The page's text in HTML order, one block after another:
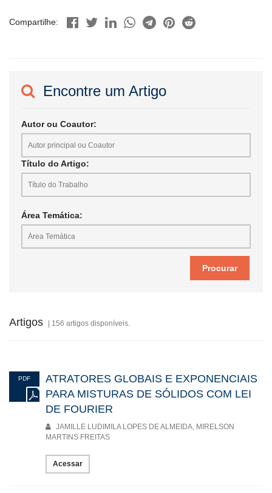
Compartilhe:
Encontre um Artigo
Autor ou Coautor:
Título do Artigo:
Área Temática:
Artigos | 156 artigos disponíveis.
PDF
ATRATORES GLOBAIS E EXPONENCIAIS
PARA MISTURAS DE SÓLIDOS COM LEI
DE FOURIER
JAMILLE LUDIMILA LOPES DE ALMEIDA, MIRELSON
MARTINS FREITAS
Acessar